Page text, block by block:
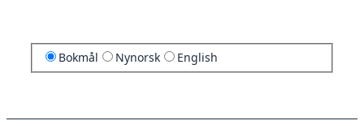
Bokmål Nynorsk English